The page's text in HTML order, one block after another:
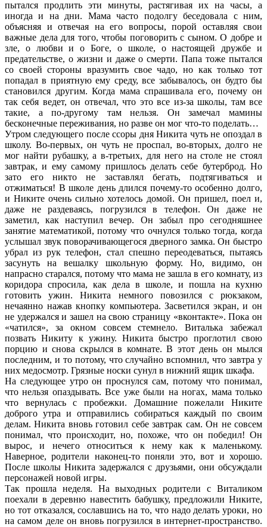
пытался продлить эти минуты, растягивая их на часы, а
иногда и на дни. Мама часто подолгу беседовала с ним,
объясняя и отвечая на его вопросы, порой оставляя свои
важные дела для того, чтобы поговорить с сыном. О добре и
зле, о любви и о Боге, о школе, о настоящей дружбе и
предательстве, о жизни и даже о смерти. Папа тоже пытался
со своей стороны вразумить свое чадо, но как только тот
попадал в приятную ему среду, все забывалось, он будто бы
становился другим. Когда мама спрашивала его, почему он
так себя ведет, он отвечал, что это все из-за школы, там все
такие, а по-другому там нельзя. Он замечал мамины
бесконечные переживания, но разве он мог что-то поделать…
Утром следующего после ссоры дня Никита чуть не опоздал в
школу. Во-первых, он чуть не проспал, во-вторых, долго не
мог найти рубашку, а в-третьих, для него на столе не стоял
завтрак, и ему самому пришлось делать себе бутерброд. Но
зато его никто не заставлял бегать, подтягиваться и
отжиматься! В школе день длился почему-то особенно долго,
и Никите очень сильно хотелось домой. Он пришел, поел и,
даже не раздеваясь, погрузился в телефон. Он даже не
заметил, как наступил вечер. Он забыл про сегодняшнее
занятие математикой, потому что очнулся только тогда, когда
услышал звук поворачивающегося дверного замка. Он быстро
убрал из рук телефон, стал спешно переодеваться, пытаясь
засунуть на вешалку школьную форму. Но, видимо, он
напрасно старался, потому что мама не зашла в его комнату, из
коридора спросила, как дела в школе, и пошла на кухню
готовить ужин. Никита немного повозился с рюкзаком,
нечаянно нажав кнопку компьютера. Засветился экран, и он
не удержался и зашел на свою страницу «вконтакте». Пока он
«чатился», за окном совсем стемнело. Виталька забежал
позвать Никиту к ужину. Никита быстро проглотил свою
порцию и снова скрылся в комнате. В этот день он мылся
последним, и то потому, что случайно вспомнил, что завтра у
них медосмотр. Грязные носки сунул в нижний ящик шкафа.
На следующее утро он проснулся сам, потому что понимал,
что нельзя опаздывать. Все уже были на ногах, мама только
что вернулась с пробежки. Домашние пожелали Никите
доброго утра и отправились собираться каждый по своим
делам. Никита вновь готовил себе завтрак сам. Он не совсем
понимал, что происходит, но, похоже, что он победил! Он
вырос, и нечего относиться к нему как к маленькому.
Наверное, родители наконец-то поняли это, вот и хорошо.
После школы Никита задержался с друзьями, они обсуждали
персонажей новой игры.
Так прошла неделя. На выходных родители с Виталиком
поехали в деревню навестить бабушку, предложили Никите,
но тот отказался, сославшись на то, что надо делать уроки, но
на самом деле он вновь погрузился в интернет-пространство.